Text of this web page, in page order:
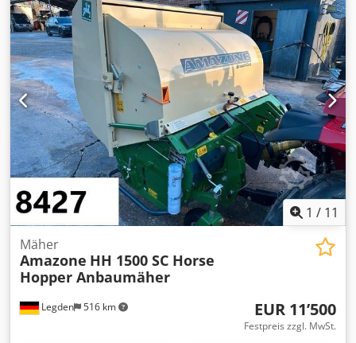
1 / 11
Legden 516 km
Mäher
Amazone HH 1500 SC Horse
Hopper Anbaumäher
EUR 11’500
Festpreis zzgl. MwSt.